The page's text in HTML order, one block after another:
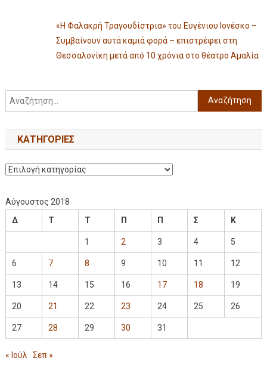
«Η Φαλακρή Τραγουδίστρια» του Ευγένιου Ιονέσκο –
Συμβαίνουν αυτά καμιά φορά – επιστρέφει στη
Θεσσαλονίκη μετά από 10 χρόνια στο θέατρο Αμαλία
KΑΤΗΓΟΡΊΕΣ
Αύγουστος 2018
Δ
Τ Τ Π Π Σ Κ
1 2 3 4 5
6 7 8 9 10 11 12
13 14 15 16 17 18 19
20 21 22 23 24 25 26
27 28 29 30 31
« Ιούλ Σεπ »